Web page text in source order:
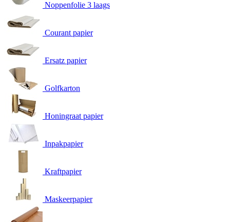
Noppenfolie 3 laags
Courant papier
Ersatz papier
Golfkarton
Honingraat papier
Inpakpapier
Kraftpapier
Maskeerpapier